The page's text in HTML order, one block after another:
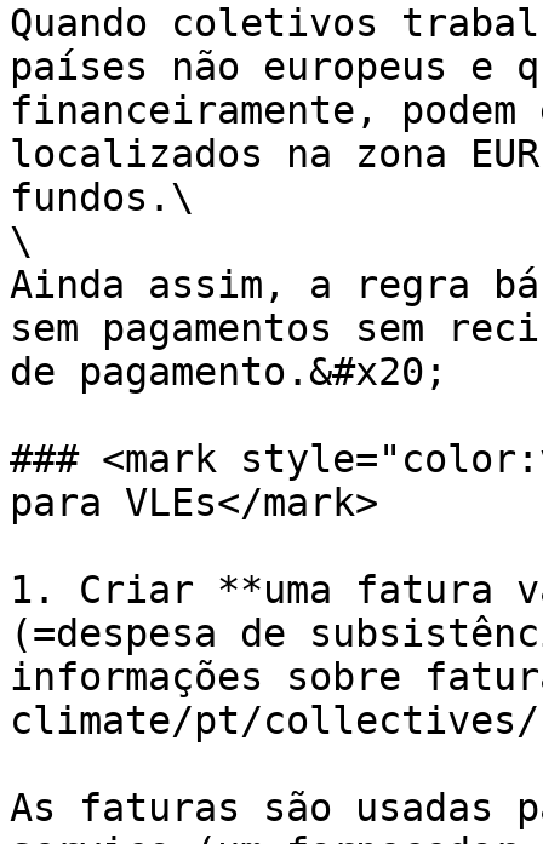
Quando coletivos
países não europeus e
financeiramente,
localizados na zona
fundos.\
\
Ainda assim, a regra
sem pagamentos sem
de pagamento.&#x20;
### <mark
para VLEs</mark>
1. Criar **uma fatura
(=despesa de
informações sobre
climate/pt/collectives/
As faturas são usadas